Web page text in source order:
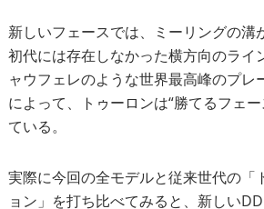
新しいフェースでは、ミーリングの溝
初代には存在しなかった横方向のライ
ャウフェレのような世界最高峰のプレ
によって、トゥーロンは“勝てるフェ
ている。
実際に今回の全モデルと従来世代の「
ョン」を打ち比べてみると、新しい